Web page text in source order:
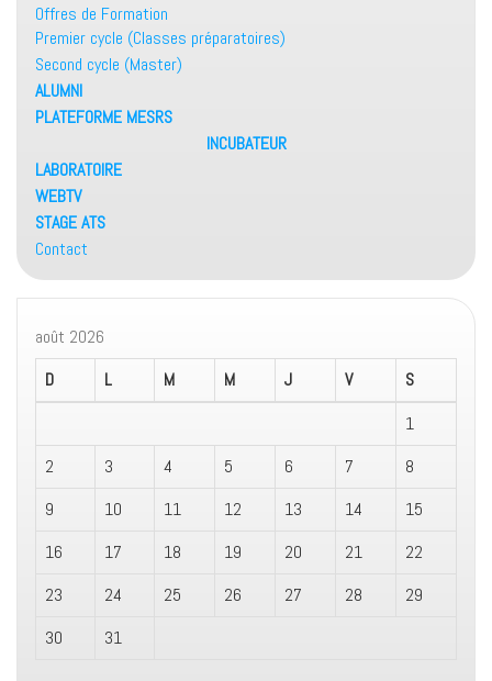
Offres de Formation
Premier cycle (Classes préparatoires)
Second cycle (Master)
ALUMNI
PLATEFORME MESRS
INCUBATEUR
LABORATOIRE
WEBTV
STAGE ATS
Contact
août 2026
D
L M M J V
S
1
2
3 4 5 6 7
8
9
10 11 12 13 14
15
16
17 18 19 20 21
22
23
24 25 26 27 28
29
30
31